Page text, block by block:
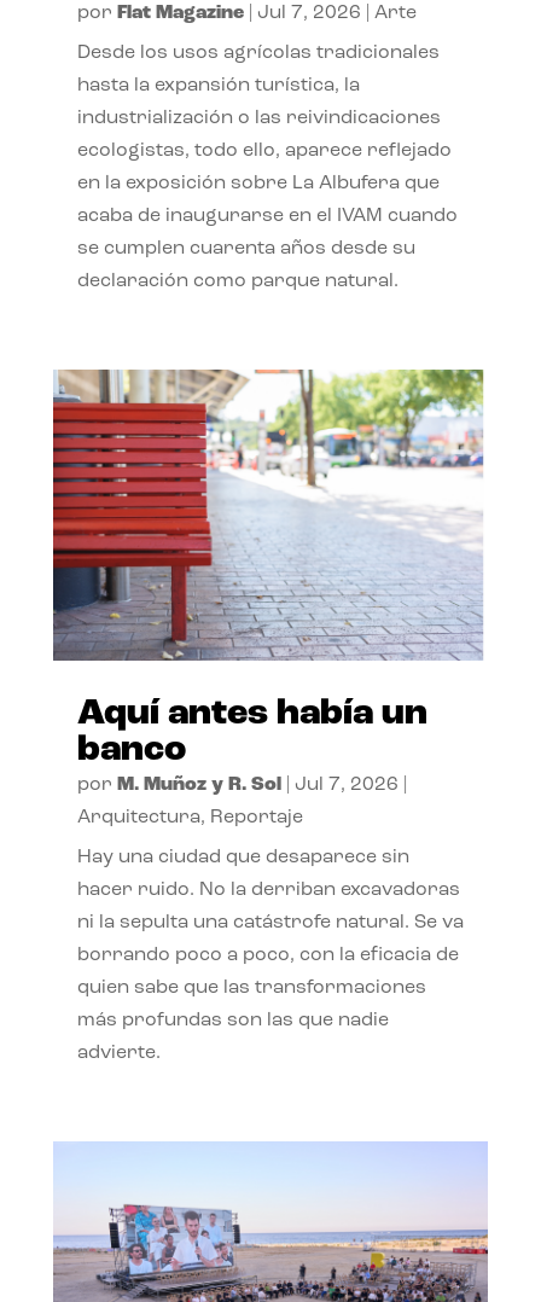
por Flat Magazine| Jul 7, 2026 Arte
Desde los usos agrícolas tradicionales
hasta la expansión turística, la
industrialización o las reivindicaciones
ecologistas, todo ello, aparece reflejado
en la exposición sobre La Albufera que
acaba de inaugurarse en el IVAM cuando
se cumplen cuarenta años desde su
declaración como parque natural.
Aquí antes había un
banco
por M. Muñoz y R. Sol Jul 7, 2026
Arquitectura, Reportaje
Hay una ciudad que desaparece sin
hacer ruido. No la derriban excavadoras
ni la sepulta una catástrofe natural. Se va
borrando poco a poco, con la eficacia de
quien sabe que las transformaciones
más profundas son las que nadie
advierte.